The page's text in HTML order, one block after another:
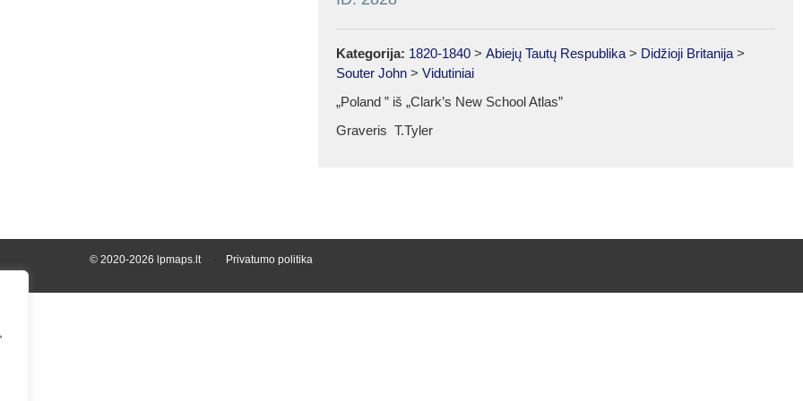
Kategorija: 1820-1840> Abiejų Tautų Respublika> Didžioji Britanija>
Souter John> Vidutiniai
„Poland ” iš „Clark’s New School Atlas”
Graveris T.Tyler
© 2020-2026 lpmaps.lt Privatumo politika